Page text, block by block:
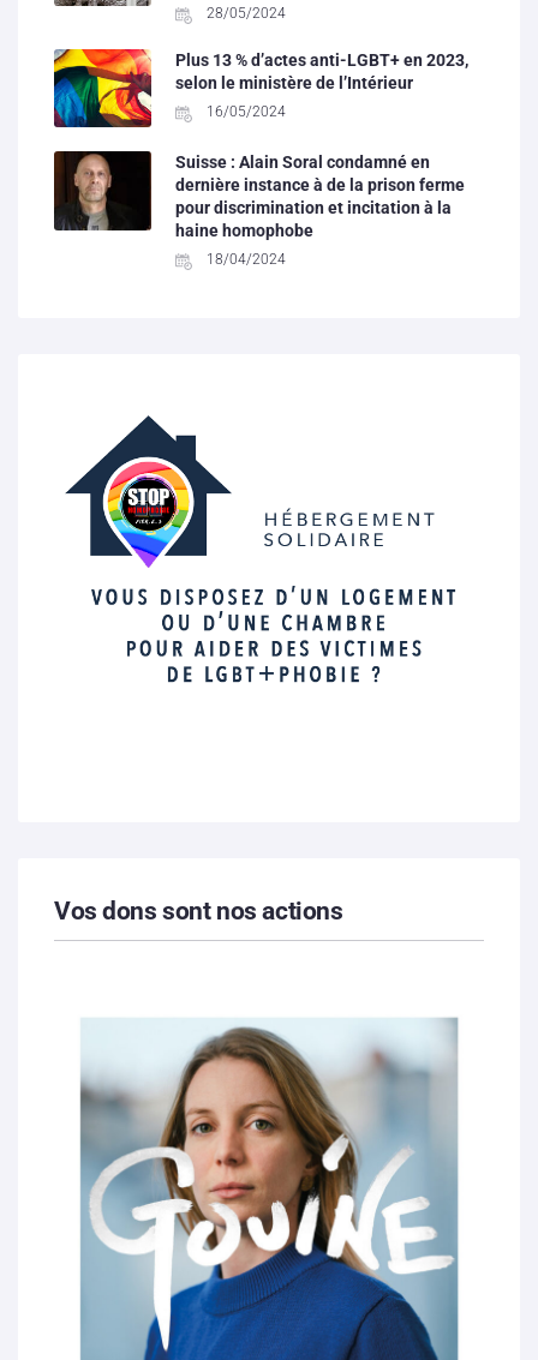
28/05/2024
Plus 13 % d’actes anti-LGBT+ en 2023,
selon le ministère de l’Intérieur
16/05/2024
Suisse : Alain Soral condamné en
dernière instance à de la prison ferme
pour discrimination et incitation à la
haine homophobe
18/04/2024
Vos dons sont nos actions